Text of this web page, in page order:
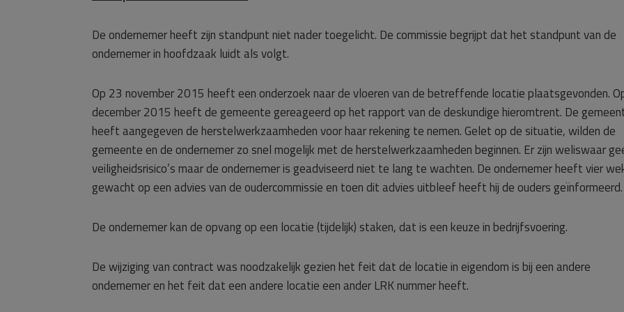
De ondernemer heeft zijn standpunt niet nader toegelicht. De commissie begrijpt dat het standpunt van de
ondernemer in hoofdzaak luidt als volgt.
Op 23 november 2015 heeft een onderzoek naar de vloeren van de betreffende locatie plaatsgevonden.
december 2015 heeft de gemeente gereageerd op het rapport van de deskundige hieromtrent. De
heeft aangegeven de herstelwerkzaamheden voor haar rekening te nemen. Gelet op de situatie, wilden de
gemeente en de ondernemer zo snel mogelijk met de herstelwerkzaamheden beginnen. Er zijn weliswaar
veiligheidsrisico’s maar de ondernemer is geadviseerd niet te lang te wachten. De ondernemer heeft vier
gewacht op een advies van de oudercommissie en toen dit advies uitbleef heeft hij de ouders geïnformeerd.
De ondernemer kan de opvang op een locatie (tijdelijk) staken, dat is een keuze in bedrijfsvoering.
De wijziging van contract was noodzakelijk gezien het feit dat de locatie in eigendom is bij een andere
ondernemer en het feit dat een andere locatie een ander LRK nummer heeft.